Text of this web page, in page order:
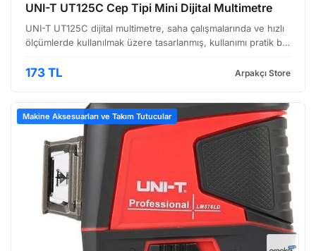
UNI-T UT125C Cep Tipi Mini Dijital Multimetre
UNI-T UT125C dijital multimetre, saha çalışmalarında ve hızlı
ölçümlerde kullanılmak üzere tasarlanmış, kullanımı pratik bir
hem profesyonel elektrikçiler hem de el…
173 TL Arpakçı Store
Makine Aksesuarları ve Takım Tutucular